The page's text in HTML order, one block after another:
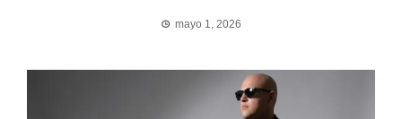
mayo 1, 2026